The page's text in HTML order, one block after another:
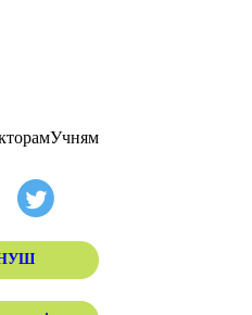
Учням
НУШ